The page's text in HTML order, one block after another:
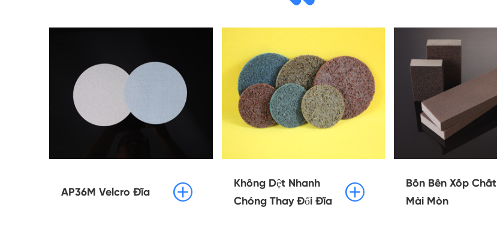
AP36M Velcro Đĩa 
Không Dệt Nhanh
Chóng Thay Đổi Đĩa

Bốn Bên Xốp Chất
Mài Mòn